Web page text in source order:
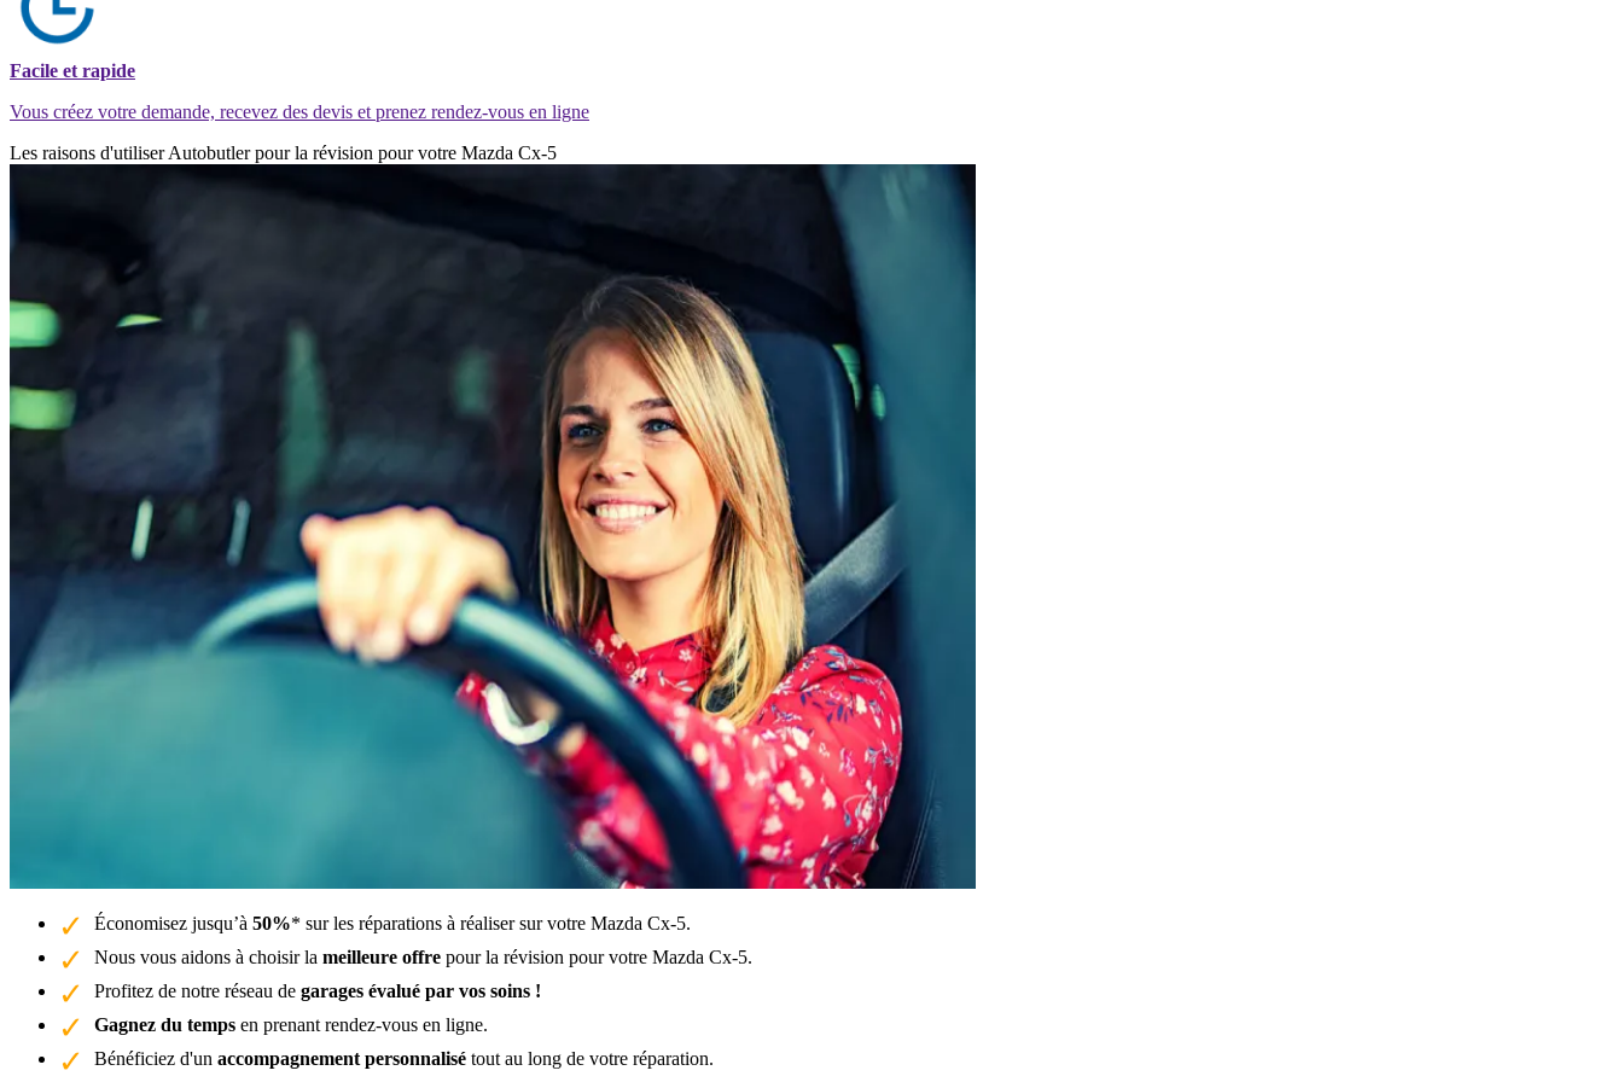
Facile et rapide
Vous créez votre demande, recevez des devis et prenez rendez-vous en ligne
Les raisons d'utiliser Autobutler pour la révision pour votre Mazda Cx-5
Économisez jusqu’à 50%* sur les réparations à réaliser sur votre Mazda Cx-5.
Nous vous aidons à choisir la meilleure offre pour la révision pour votre Mazda Cx-5.
Profitez de notre réseau de garages évalué par vos soins !
Gagnez du temps en prenant rendez-vous en ligne.
Bénéficiez d'un accompagnement personnalisé tout au long de votre réparation.